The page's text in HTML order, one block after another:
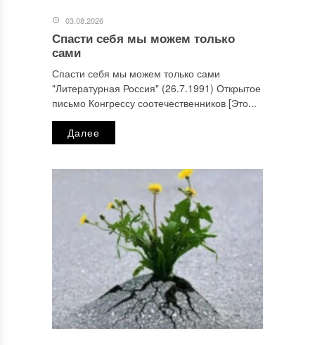
03.08.2026
Спасти себя мы можем только
сами
Спасти себя мы можем только сами
"Литературная Россия" (26.7.1991) Открытое
письмо Конгрессу соотечественников [Это...
Далее